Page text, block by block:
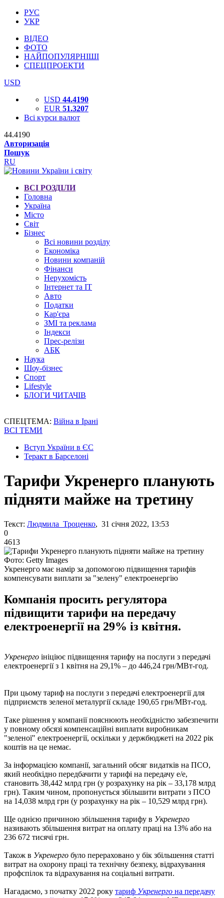
РУС
УКР
ВІДЕО
ФОТО
НАЙПОПУЛЯРНІШІ
СПЕЦПРОЕКТИ
USD
USD 44.4190
EUR 51.3207
Всі курси валют
44.4190
Авторизація
Пошук
RU
ВСІ РОЗДІЛИ
Головна
Україна
Місто
Світ
Бізнес
Всі новини розділу
Економіка
Новини компаній
Фінанси
Нерухомість
Інтернет та IT
Авто
Податки
Кар'єра
ЗМІ та реклама
Індекси
Прес-релізи
АБК
Наука
Шоу-бізнес
Спорт
Lifestyle
БЛОГИ ЧИТАЧІВ
СПЕЦТЕМА: Війна в Ірані
ВСІ ТЕМИ
Вступ України в ЄС
Теракт в Барселоні
Тарифи Укренерго планують
підняти майже на третину
Текст: Людмила Троценко, 31 січня 2022, 13:53
0
4613
Фото: Getty Images
Укренерго має намір за допомогою підвищення тарифів
компенсувати виплати за "зелену" електроенергію
Компанія просить регулятора
підвищити тарифи на передачу
електроенергії на 29% із квітня.
Укренерго ініціює підвищення тарифу на послуги з передачі
електроенергії з 1 квітня на 29,1% – до 446,24 грн/МВт-год.
При цьому тариф на послуги з передачі електроенергії для
підприємств зеленої металургії складе 190,65 грн/МВт-год.
Таке рішення у компанії пояснюють необхідністю забезпечити
у повному обсязі компенсаційні виплати виробникам
"зеленої" електроенергії, оскільки у держбюджеті на 2022 рік
коштів на це немає.
За інформацією компанії, загальний обсяг видатків на ПСО,
який необхідно передбачити у тарифі на передачу е/е,
становить 38,442 млрд грн (у розрахунку на рік – 33,178 млрд
грн). Таким чином, пропонується збільшити витрати з ПСО
на 14,038 млрд грн (у розрахунку на рік – 10,529 млрд грн).
Ще однією причиною збільшення тарифу в Укренерго
називають збільшення витрат на оплату праці на 13% або на
236 672 тисячі грн.
Також в Укренерго було перераховано у бік збільшення статті
витрат на охорону праці та технічну безпеку, відрахування
профспілок та відрахування на соціальні витрати.
Нагадаємо, з початку 2022 року тариф Укренерго на передачу